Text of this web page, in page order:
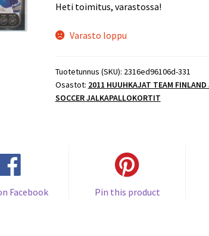
Heti toimitus, varastossa!
Varasto loppu
Tuotetunnus (SKU): 2316ed96106d-331
Osastot: 2011 HUUHKAJAT TEAM
SOCCER JALKAPALLOKORTIT
Facebook Pin this product